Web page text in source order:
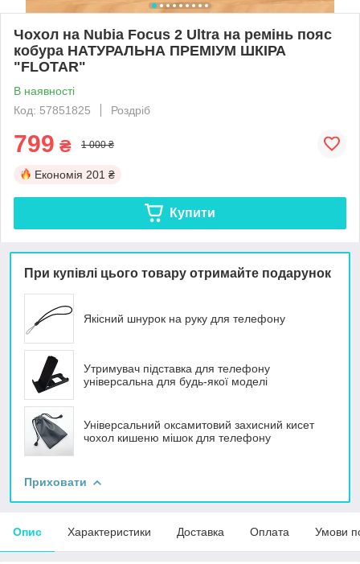
Чохол на Nubia Focus 2 Ultra на ремінь пояс
кобура НАТУРАЛЬНА ПРЕМІУМ ШКІРА
"FLOTAR"
В наявності
Код: 57851825
Роздріб
799 ₴ 1 000 ₴
Економія 201 ₴
Купити
При купівлі цього товару отримайте подарунок
Якісний шнурок на руку для телефону
Утримувач підставка для телефону
універсальна для будь-якої моделі
Універсальний оксамитовий захисний кисет
чохол кишеню мішок для телефону
Приховати
Опис Характеристики Доставка Оплата Умови